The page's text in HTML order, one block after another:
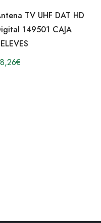
TV UHF DAT HD
149501 CAJA
€